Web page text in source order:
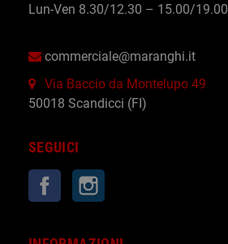
Lun-Ven 8.30/12.30 – 15.00/19.00
commerciale@maranghi.it
Via Baccio da Montelupo 49
50018 Scandicci (FI)
SEGUICI
Facebook